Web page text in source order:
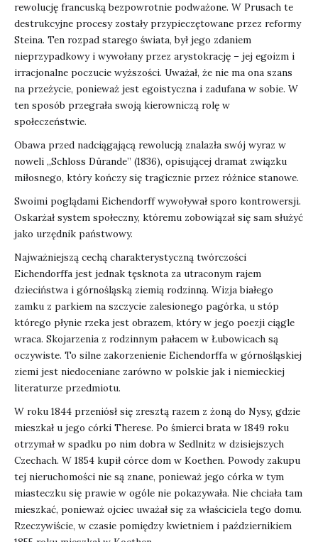
rewolucję francuską bezpowrotnie podważone. W Prusach te
destrukcyjne procesy zostały przypieczętowane przez reformy
Steina. Ten rozpad starego świata, był jego zdaniem
nieprzypadkowy i wywołany przez arystokrację – jej egoizm i
irracjonalne poczucie wyższości. Uważał, że nie ma ona szans
na przeżycie, ponieważ jest egoistyczna i zadufana w sobie. W
ten sposób przegrała swoją kierowniczą rolę w
społeczeństwie.
Obawa przed nadciągającą rewolucją znalazła swój wyraz w
noweli „Schloss Dürande” (1836), opisującej dramat związku
miłosnego, który kończy się tragicznie przez różnice stanowe.
Swoimi poglądami Eichendorff wywoływał sporo kontrowersji.
Oskarżał system społeczny, któremu zobowiązał się sam służyć
jako urzędnik państwowy.
Najważniejszą cechą charakterystyczną twórczości
Eichendorffa jest jednak tęsknota za utraconym rajem
dzieciństwa i górnośląską ziemią rodzinną. Wizja białego
zamku z parkiem na szczycie zalesionego pagórka, u stóp
którego płynie rzeka jest obrazem, który w jego poezji ciągle
wraca. Skojarzenia z rodzinnym pałacem w Łubowicach są
oczywiste. To silne zakorzenienie Eichendorffa w górnośląskiej
ziemi jest niedoceniane zarówno w polskie jak i niemieckiej
literaturze przedmiotu.
W roku 1844 przeniósł się zresztą razem z żoną do Nysy, gdzie
mieszkał u jego córki Therese. Po śmierci brata w 1849 roku
otrzymał w spadku po nim dobra w Sedlnitz w dzisiejszych
Czechach. W 1854 kupił córce dom w Koethen. Powody zakupu
tej nieruchomości nie są znane, ponieważ jego córka w tym
miasteczku się prawie w ogóle nie pokazywała. Nie chciała tam
mieszkać, ponieważ ojciec uważał się za właściciela tego domu.
Rzeczywiście, w czasie pomiędzy kwietniem i październikiem